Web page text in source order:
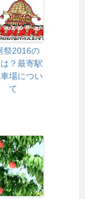
祭2016の
？最寄駅
場につい
て